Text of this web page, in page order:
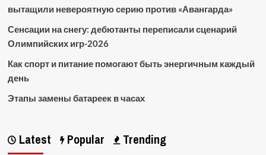
вытащили невероятную серию против «Авангарда»
Сенсации на снегу: дебютанты переписали сценарий
Олимпийских игр-2026
Как спорт и питание помогают быть энергичным каждый
день
Этапы замены батареек в часах
Latest Popular Trending